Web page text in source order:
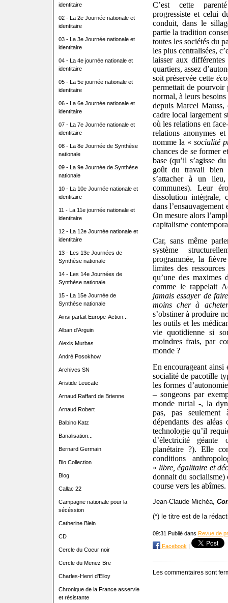
identitaire
02 - La 2e Journée nationale et
identitaire
03 - La 3e Journée nationale et
identitaire
04 - La 4e journée nationale et
identitaire
05 - La 5e journée nationale et
identitaire
06 - La 6e Journée nationale et
identitaire
07 - La 7e Journée nationale et
identitaire
08 - La 8e Journée de Synthèse
nationale
09 - La 9e Journée de Synthèse
nationale
10 - La 10e Journée nationale et
identitaire
11 - La 11e journée nationale et
identitaire
12 - La 12e Journée nationale et
identitaire
13 - Les 13e Journées de
Synthèse nationale
14 - Les 14e Journées de
Synthèse nationale
15 - La 15e Journée de
Synthèse nationale
Ainsi parlait Europe-Action...
Alban d'Arguin
Alexis Murbas
André Posokhow
Archives SN
Aristide Leucate
Arnaud Raffard de Brienne
Arnaud Robert
Balbino Katz
Banalisation...
Bernard Germain
Bio Collection
Blog
Callac 22
Campagne nationale pour la
sécéssion
Catherine Blein
CD
Cercle du Coeur noir
Cercle du Menez Bre
Charles-Henri d'Elloy
Chronique de la France asservie
et résistante
C’est cette
progressiste et celui
conduit, dans le
partie la tradition
toutes les sociétés du
les plus centralisées,
laisser aux
quartiers, assez
soit préservée cette
permettait de pourvoir
normal, à leurs
depuis Marcel Mauss,
cadre local largement
où les relations en
relations anonymes
nomme la « socialité
chances de se former
base (qu’il s’agisse
goût du travail bien
s’attacher à un
communes). Leur
dissolution intégrale,
dans
On mesure alors
capitalisme
Car, sans même
système
programmée, la
limites des
qu’une des maximes
comme le rappelait
jamais essayer de
moins cher à
s’obstiner à produire
les outils et les
vie quotidienne si
moindres frais, par
monde ?
En encourageant ainsi
socialité de pacotille
les formes
– songeons par
monde rurtal -, la
pas, pas
dépendants des
technologie qu’il
d’électricité
planétaire ?). Elle
conditions
« libre, égalitaire et
donnait du socialisme)
course vers les abîmes.
Jean-Claude Michéa,
(*) le titre est de la
09:31 Publié dans Revue de
Facebook|
Les commentaires sont